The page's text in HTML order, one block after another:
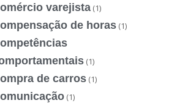
varejista (1)
de horas (1)
(1)
de carros (1)
(1)